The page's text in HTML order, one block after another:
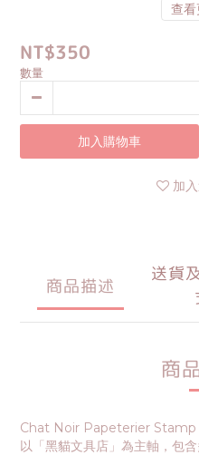
查看
NT$350
數量
加入購物車
加
商品描述
送貨
商
Chat Noir Papeterier
以「黑貓文具店」為主軸，包